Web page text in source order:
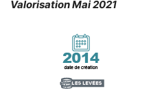
Valorisation Mai 2021